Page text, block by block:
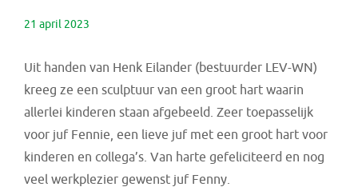
21 april 2023
Uit handen van Henk Eilander (bestuurder LEV-WN)
kreeg ze een sculptuur van een groot hart waarin
allerlei kinderen staan afgebeeld. Zeer toepasselijk
voor juf Fennie, een lieve juf met een groot hart voor
kinderen en collega’s. Van harte gefeliciteerd en nog
veel werkplezier gewenst juf Fenny.